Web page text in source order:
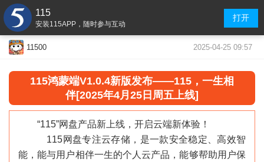
115
安装115APP，随时参与互动
打开
11500 2025-04-25 09:57
115鸿蒙端V1.0.4新版发布——115，一生相
伴[2025年4月25日周五上线]
“115”网盘产品新上线，开启云端新体验！
115网盘专注云存储，是一款安全稳定、高效智
能，能与用户相伴一生的个人云产品，能够帮助用户保